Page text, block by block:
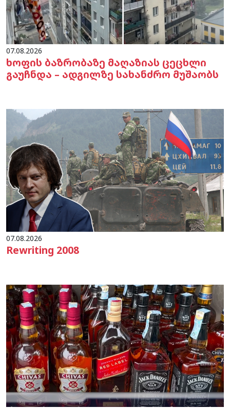
07.08.2026
ხოფის ბაზრობაზე მაღაზიას ცეცხლი
გაუჩნდა – ადგილზე სახანძრო მუშაობს
07.08.2026
Rewriting 2008